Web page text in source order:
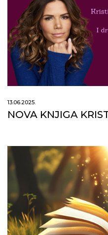
13.06.2025.
NOVA KNJIGA